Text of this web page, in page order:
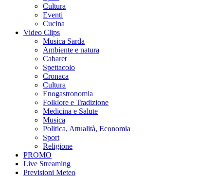
Cultura
Eventi
Cucina
Video Clips
Musica Sarda
Ambiente e natura
Cabaret
Spettacolo
Cronaca
Cultura
Enogastronomia
Folklore e Tradizione
Medicina e Salute
Musica
Politica, Attualità, Economia
Sport
Religione
PROMO
Live Streaming
Previsioni Meteo